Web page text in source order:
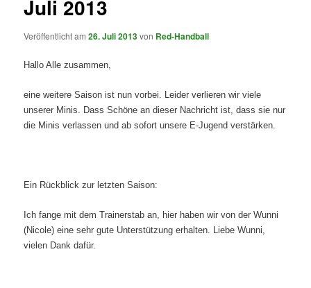
Juli 2013
Veröffentlicht am26. Juli 2013von Red-Handball
Hallo Alle zusammen,
eine weitere Saison ist nun vorbei. Leider verlieren wir viele
unserer Minis. Dass Schöne an dieser Nachricht ist, dass sie nur
die Minis verlassen und ab sofort unsere E-Jugend verstärken.
Ein Rückblick zur letzten Saison:
Ich fange mit dem Trainerstab an, hier haben wir von der Wunni
(Nicole) eine sehr gute Unterstützung erhalten. Liebe Wunni,
vielen Dank dafür.